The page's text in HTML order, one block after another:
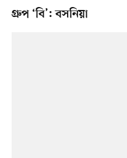
গ্রুপ ‘বি’: বসনিয়া